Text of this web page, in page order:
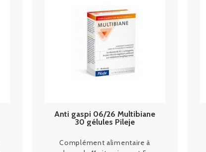
Anti gaspi 06/26 Multibiane
30 gélules Pileje
Complément alimentaire à